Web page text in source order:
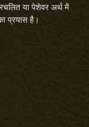
या पेशेवर अर्थ में
प्रयास है।